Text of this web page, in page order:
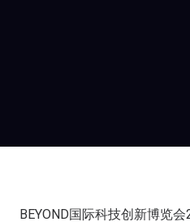
BEYOND国际科技创新博览